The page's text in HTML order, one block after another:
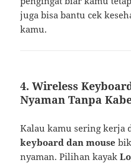
juga bisa bantu cek
kamu.
4. Wireless
Nyaman Tanpa
Kalau kamu sering kerja
keyboard dan mouse
nyaman. Pilihan kayak